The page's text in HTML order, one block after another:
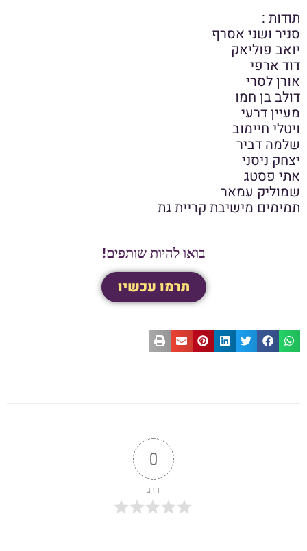
תודות :
סניר ושני אסרף
יואב פוליאק
דוד ארפי
אורן לסרי
דולב בן חמו
מעיין דרעי
ויטלי חיימוב
שלמה דביר
יצחק ניסני
אתי פסטג
שמוליק עמאר
תמימים מישיבת קריית גת
בואו להיות שותפים!
תרמו עכשיו
0
דרג